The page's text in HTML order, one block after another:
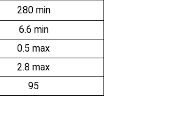
280 min
6.6 min
0.5 max
2.8 max
95